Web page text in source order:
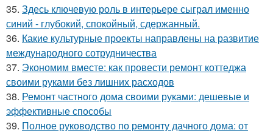
35. Здесь ключевую роль в интерьере сыграл именно
синий - глубокий, спокойный, сдержанный.
36. Какие культурные проекты направлены на развитие
международного сотрудничества
37. Экономим вместе: как провести ремонт коттеджа
своими руками без лишних расходов
38. Ремонт частного дома своими руками: дешевые и
эффективные способы
39. Полное руководство по ремонту дачного дома: от